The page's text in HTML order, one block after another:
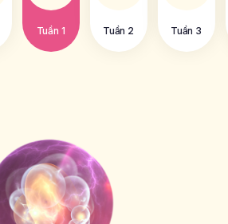
Tuần 1 Tuần 2 Tuần 3